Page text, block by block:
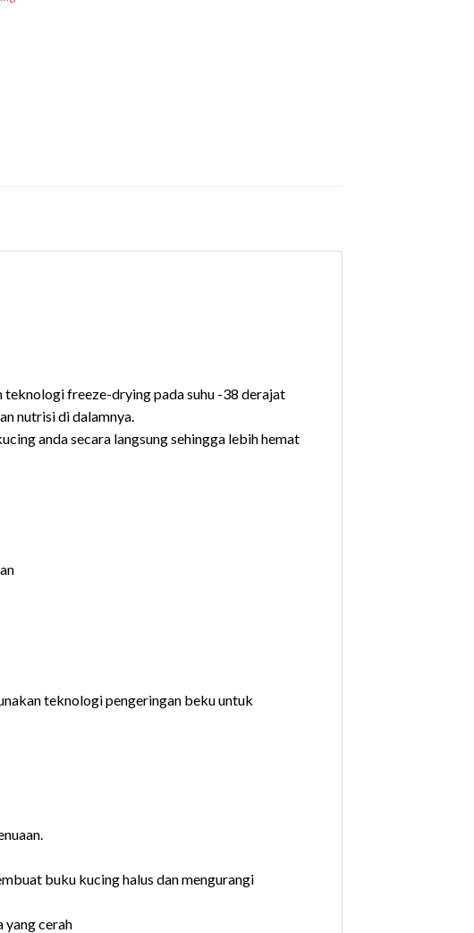
teknologi freeze-drying pada suhu -38 derajat
nutrisi di dalamnya.
anda secara langsung sehingga lebih hemat
teknologi pengeringan beku untuk
buku kucing halus dan mengurangi
yang cerah